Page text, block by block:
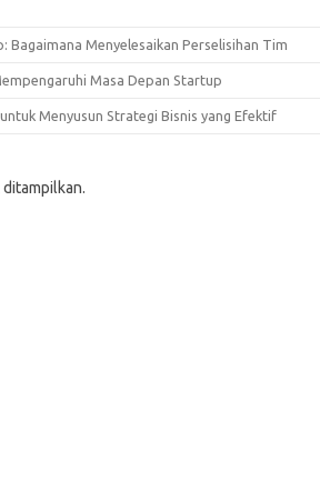
Bagaimana Menyelesaikan Perselisihan Tim
Masa Depan Startup
Menyusun Strategi Bisnis yang Efektif